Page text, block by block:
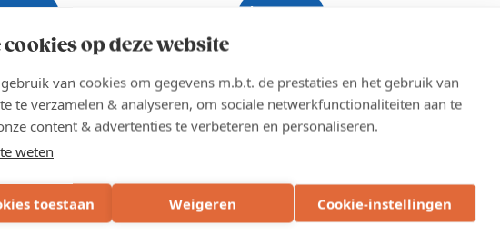
cookies op deze website
van cookies om gegevens m.b.t. de prestaties en het gebruik van
te verzamelen & analyseren, om sociale netwerkfunctionaliteiten aan te
content & advertenties te verbeteren en personaliseren.
weten
toestaan Weigeren Cookie-instellingen
meer Lees meer
about
toegepast
VLAAMS-BRABANT